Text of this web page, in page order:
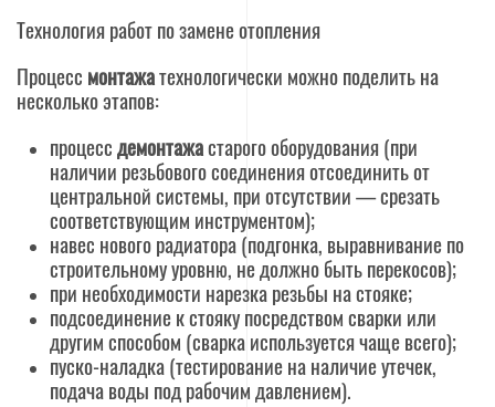
Технология работ по замене отопления
Процесс монтажатехнологически можно поделить на
несколько этапов:
процессдемонтажастарого оборудования (при
наличии резьбового соединения отсоединить от
центральной системы, при отсутствии — срезать
соответствующим инструментом);
навес нового радиатора (подгонка, выравнивание по
строительному уровню, не должно быть перекосов);
при необходимости нарезка резьбы на стояке;
подсоединение к стояку посредством сварки или
другим способом (сварка используется чаще всего);
пуско-наладка (тестирование на наличие утечек,
подача воды под рабочим давлением).